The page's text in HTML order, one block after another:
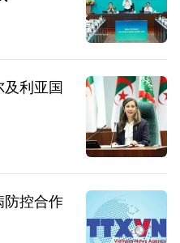
利亚国
防控合作